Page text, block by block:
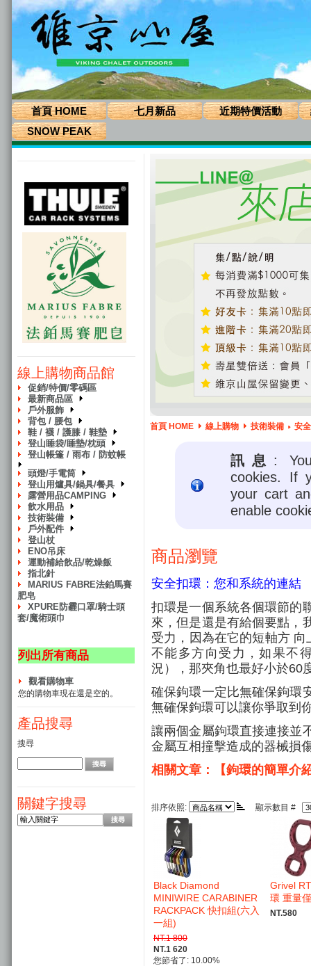
首頁 HOME 七月新品 近期特價活動
SNOW PEAK
線上購物商品館
促銷/特價/零碼區
最新商品區
戶外服飾
背包 / 腰包
鞋 / 襪 / 護膝 / 鞋墊
登山睡袋/睡墊/枕頭
登山帳篷 / 雨布 / 防蚊帳
頭燈/手電筒
登山用爐具/鍋具/餐具
露營用品CAMPING
飲水用品
技術裝備
戶外配件
登山杖
ENO吊床
運動補給飲品/乾燥飯
指北針
MARIUS FABRE法鉑馬賽
肥皂
XPURE防霾口罩/騎士頭
套/魔術頭巾
列出所有商品
觀看購物車
您的購物車現在還是空的。
產品搜尋
搜尋
關鍵字搜尋
首頁 HOME 線上購物 技術裝備 安
訊息 :
cookies. If
your cart
enable
商品瀏覽
安全扣環：您和系統的連結
扣環是一個系統各個環節的
來，但是還是有給個要點，
受力，因為在它的短軸方
不能多方向受力，如果不
況），那夾角也最好小於60
確保鉤環一定比無確保鉤環
無確保鉤環可以讓你爭取到
讓兩個金屬鉤環直接連接並
金屬互相撞擊造成的器械損
相關文章：【鉤環的簡單介
排序依照: 顯示數目 #
Black Diamond
MINIWIRE CARABINER
RACKPACK 快扣組(六入
一組)
NT.1 800
NT.1 620
您節省了: 10.00%
Grivel
環 重量
NT.580